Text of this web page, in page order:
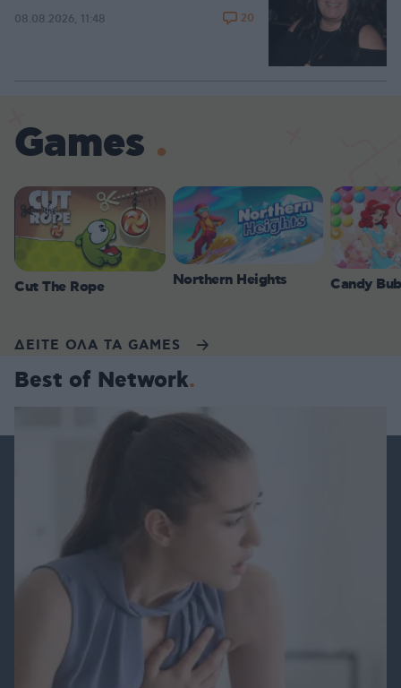
08.08.2026, 11:48 20
Games
Cut The Rope Northern Heights Candy
ΔΕΙΤΕ ΟΛΑ ΤΑ GAMES
Best of Network